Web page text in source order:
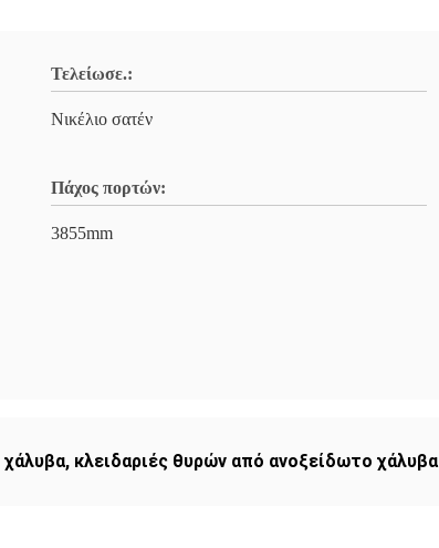
Τελείωσε.:
Νικέλιο σατέν
Πάχος πορτών:
3855mm
χάλυβα, κλειδαριές θυρών από ανοξείδωτο χάλυβα